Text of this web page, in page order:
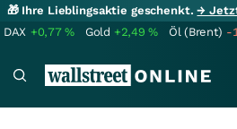
🎁 Ihre Lieblingsaktie geschenkt.→
DAX +0,77% Gold +2,49% Öl (Brent) -